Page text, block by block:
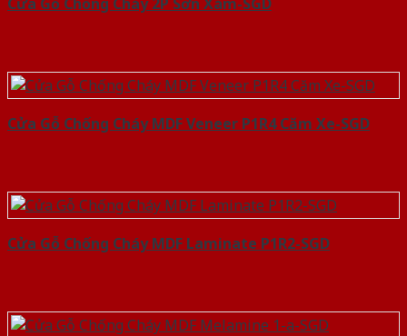
Cửa Gỗ Chống Cháy MDF Veneer P1R4 Căm Xe-SGD
Cửa Gỗ Chống Cháy MDF Laminate P1R2-SGD